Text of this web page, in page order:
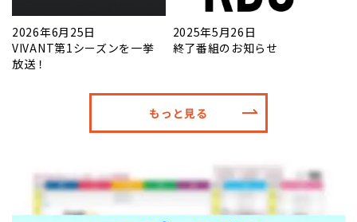
2026年6月25日
VIVANT第1シーズンを一挙
放送！
2025年5月26日
終了番組のお知らせ
もっと見る